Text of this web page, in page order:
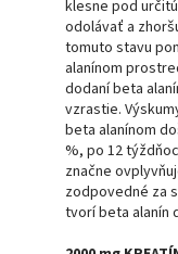
klesne pod
odolávať a
tomuto stavu
alanínom
dodaní beta
vzrastie.
beta alanínom
%, po 12
značne
zodpovedné za
tvorí beta alanín